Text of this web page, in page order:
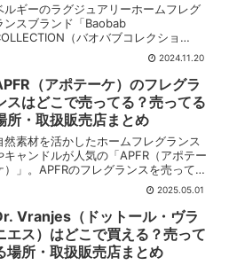
ルギーのラグジュアリーホームフレグ
ンスブランド「Baobab
（バオバブコレクショ
ン）」。バオバブコレクションのディフ
ューザーを売ってる場所・取扱販売店を
とめました。市販・実店舗まずは、市
・実店舗で売ってる場所を...
2024.11.20
（アポテーケ）のフレグラ
スはどこで売ってる？売ってる
所・取扱販売店まとめ
然素材を活かしたホームフレグランス
キャンドルが人気の「APFR（アポテー
）」。APFRのフレグランスを売ってる
場所・取扱販売店をまとめました。市
販・実店舗まずは、市販・実店舗でAPFR
フレグランスを売ってる場所を紹介し
す。APFR...
2025.05.01
Vranjes（ドットール・ヴラ
エス）はどこで買える？売って
場所・取扱販売店まとめ